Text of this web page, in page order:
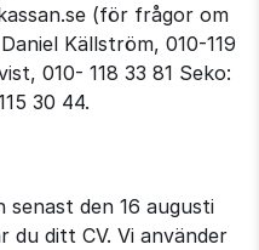
(för frågor om
Källström, 010-119
010- 118 33 81 Seko:
30 44.
senast den 16 augusti
du ditt CV. Vi använder